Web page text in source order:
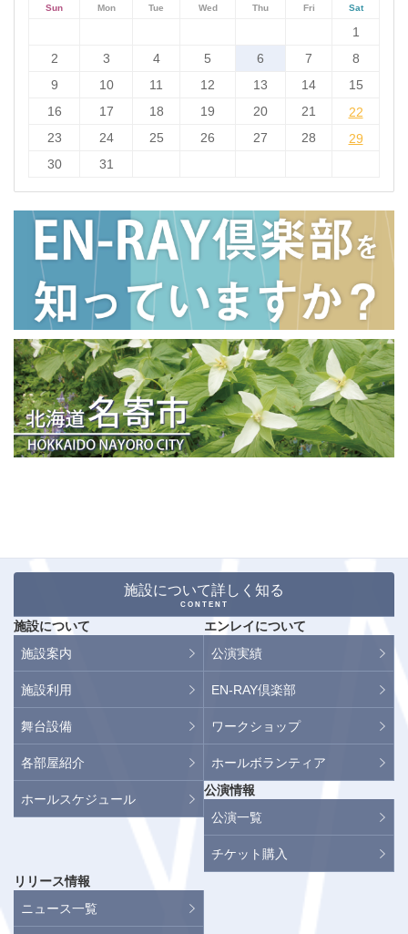
Sun Mon Tue Wed Thu Fri Sat
1
2
3 4 5 6 7
8
9
10 11 12 13 14
15
16
17 18 19 20 21 22
22
23
24 25 26 27 28 29
29
30
31
施設について詳しく知る
CONTENT
施設について
施設案内
施設利用
舞台設備
各部屋紹介
ホールスケジュール
エンレイについて
公演実績
EN-RAY倶楽部
ワークショップ
ホールボランティア
公演情報
公演一覧
チケット購入
リリース情報
ニュース一覧